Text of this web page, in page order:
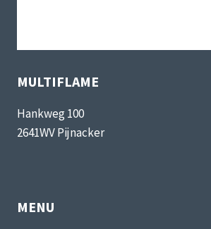
MULTIFLAME
Hankweg 100
2641WV Pijnacker
MENU